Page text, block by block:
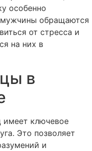
особенно
мужчины обращаются
от стресса и
на них в
в
имеет ключевое
Это позволяет
и